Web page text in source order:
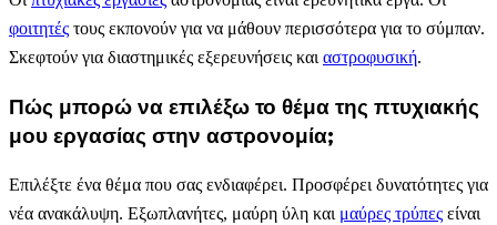
φοιτητές τους εκπονούν για να μάθουν περισσότερα για το σύμπαν.
Σκεφτούν για διαστημικές εξερευνήσεις και αστροφυσική.
Πώς μπορώ να επιλέξω το θέμα της πτυχιακής
μου εργασίας στην αστρονομία;
Επιλέξτε ένα θέμα που σας ενδιαφέρει. Προσφέρει δυνατότητες για
νέα ανακάλυψη. Εξωπλανήτες, μαύρη ύλη και μαύρες τρύπες είναι